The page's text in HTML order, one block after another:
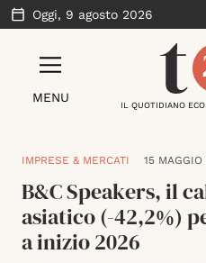
Oggi, 9 agosto 2026
MENU
IL QUOTIDIANO
IMPRESE & MERCATI 15
B&C Speakers, il
asiatico (-42,2%)
a inizio 2026